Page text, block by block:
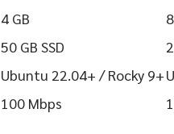
4 GB
50 GB SSD
Ubuntu 22.04+ / Rocky 9+
100 Mbps